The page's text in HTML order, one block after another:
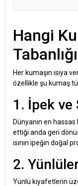
Hangi
Her kumaşın ısıya
özellikle şu kumaş
1. İpek ve
Dünyanın en
ettiği anda geri
ısının ipeğin doğal
2.
Yünlü kıyafetlerin